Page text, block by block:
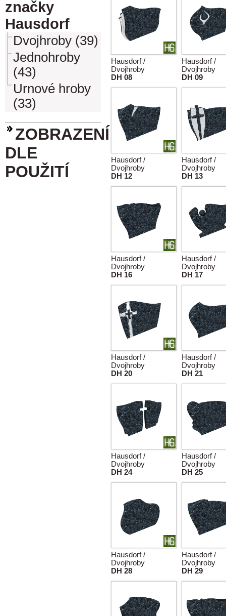
značky
Hausdorf
Dvojhroby (39)
Jednohroby
(43)
Urnové hroby
(33)
ZOBRAZENÍ
DLE
POUŽITÍ
Hausdorf /
Dvojhroby
DH 08
Hausdorf /
Dvojhroby
DH 09
Hausdorf /
Dvojhroby
DH 12
Hausdorf /
Dvojhroby
DH 13
Hausdorf /
Dvojhroby
DH 16
Hausdorf /
Dvojhroby
DH 17
Hausdorf /
Dvojhroby
DH 20
Hausdorf /
Dvojhroby
DH 21
Hausdorf /
Dvojhroby
DH 24
Hausdorf /
Dvojhroby
DH 25
Hausdorf /
Dvojhroby
DH 28
Hausdorf /
Dvojhroby
DH 29